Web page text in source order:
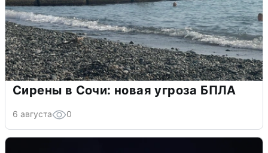
Сирены в Сочи: новая угроза БПЛА
6 августа 0